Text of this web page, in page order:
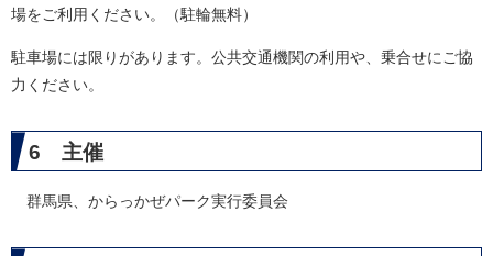
場をご利用ください。（駐輪無料）
駐車場には限りがあります。公共交通機関の利用や、乗合せにご協
力ください。
6 主催
群馬県、からっかぜパーク実行委員会